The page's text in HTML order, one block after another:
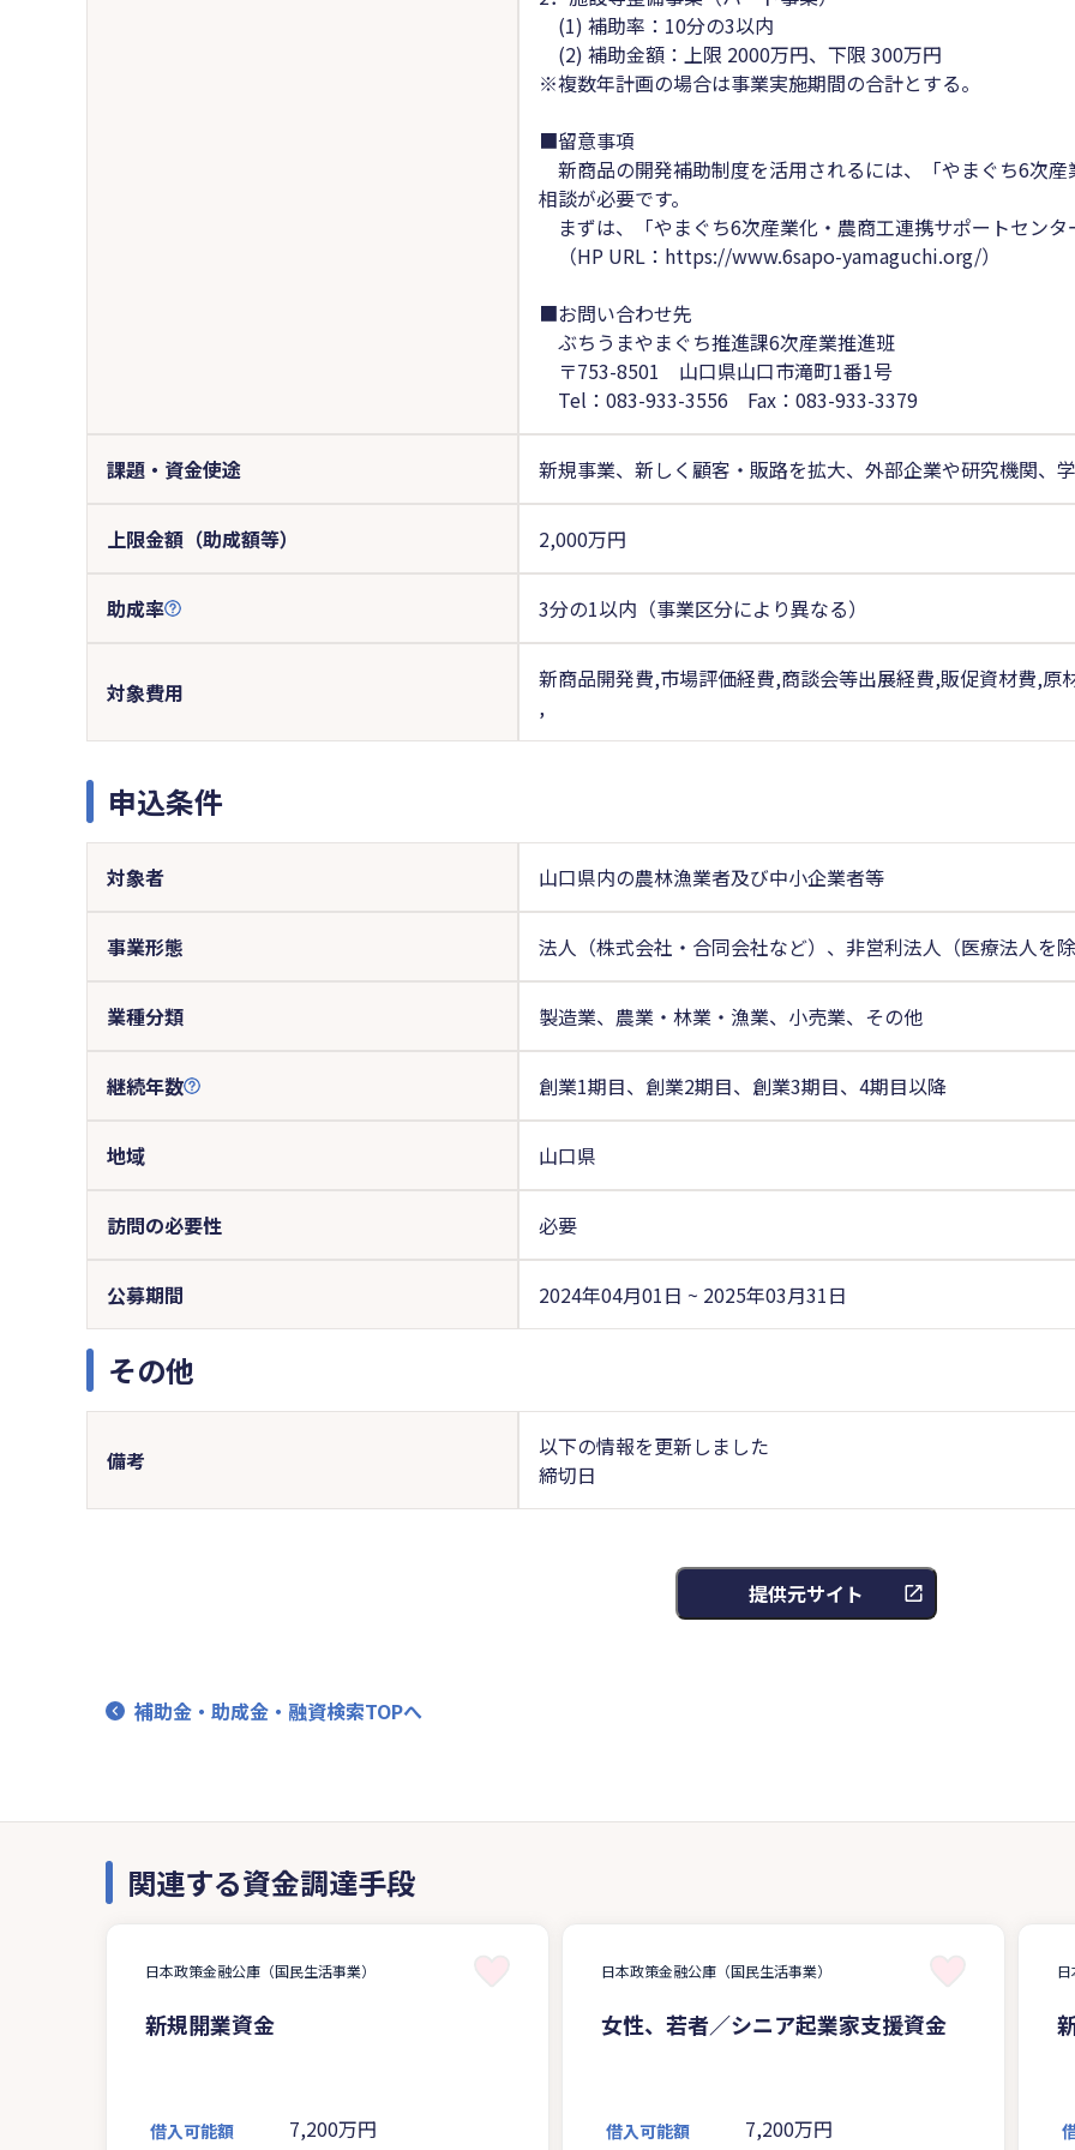
(1) 補助率：10分の3以内
(2) 補助金額：上限 2000万円、下限 300万円
※複数年計画の場合は事業実施期間の合計とする。
■留意事項
新商品の開発補助制度を活用されるには、「やまぐち6次
相談が必要です。
まずは、「やまぐち6次産業化・農商工連携サポートセン
（HP URL：https://www.6sapo-yamaguchi.org/）
■お問い合わせ先
ぶちうまやまぐち推進課6次産業推進班
〒753-8501 山口県山口市滝町1番1号
Tel：083-933-3556 Fax：083-933-3379
課題・資金使途 新規事業、新しく顧客・販路を拡大、外部企業や研究機関、
上限金額（助成額等） 2,000万円
助成率 3分の1以内（事業区分により異なる）
対象費用
新商品開発費,市場評価経費,商談会等出展経費,販促資材費,原
,
申込条件
対象者 山口県内の農林漁業者及び中小企業者等
事業形態 法人（株式会社・合同会社など）、非営利法人（医療法人を
業種分類 製造業、農業・林業・漁業、小売業、その他
継続年数 創業1期目、創業2期目、創業3期目、4期目以降
地域 山口県
訪問の必要性 必要
公募期間 2024年04月01日 ~ 2025年03月31日
その他
備考
以下の情報を更新しました
締切日
提供元サイト
補助金・助成金・融資検索TOPへ
関連する資金調達手段
日本政策金融公庫（国民生活事業）
新規開業資金
借入可能額
7,200万円
日本政策金融公庫（国民生活事業）
女性、若者／シニア起業家支援資金
借入可能額
7,200万円